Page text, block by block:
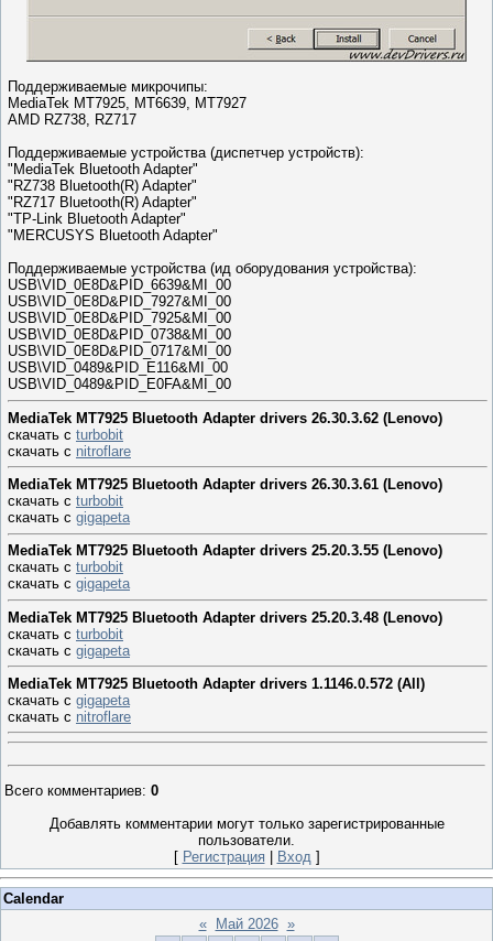
Поддерживаемые микрочипы:
MediaTek MT7925, MT6639, MT7927
AMD RZ738, RZ717
Поддерживаемые устройства (диспетчер устройств):
"MediaTek Bluetooth Adapter"
"RZ738 Bluetooth(R) Adapter"
"RZ717 Bluetooth(R) Adapter"
"TP-Link Bluetooth Adapter"
"MERCUSYS Bluetooth Adapter"
Поддерживаемые устройства (ид оборудования устройства):
USB\VID_0E8D&PID_6639&MI_00
USB\VID_0E8D&PID_7927&MI_00
USB\VID_0E8D&PID_7925&MI_00
USB\VID_0E8D&PID_0738&MI_00
USB\VID_0E8D&PID_0717&MI_00
USB\VID_0489&PID_E116&MI_00
USB\VID_0489&PID_E0FA&MI_00
MediaTek MT7925 Bluetooth Adapter drivers 26.30.3.62 (Lenovo)
скачать с turbobit
скачать с nitroflare
MediaTek MT7925 Bluetooth Adapter drivers 26.30.3.61 (Lenovo)
скачать с turbobit
скачать с gigapeta
MediaTek MT7925 Bluetooth Adapter drivers 25.20.3.55 (Lenovo)
скачать с turbobit
скачать с gigapeta
MediaTek MT7925 Bluetooth Adapter drivers 25.20.3.48 (Lenovo)
скачать с turbobit
скачать с gigapeta
MediaTek MT7925 Bluetooth Adapter drivers 1.1146.0.572 (All)
скачать с gigapeta
скачать с nitroflare
Всего комментариев: 0
Добавлять комментарии могут только зарегистрированные
пользователи.
[ Регистрация| Вход]
Calendar
«
Май 2026 »